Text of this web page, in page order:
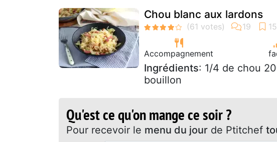
Chou blanc aux lardons
Accompagnement
Ingrédients: 1/4 de chou
bouillon
Qu'est ce qu'on mange ce soir ?
Pour recevoir le menu du jour de Ptitchef